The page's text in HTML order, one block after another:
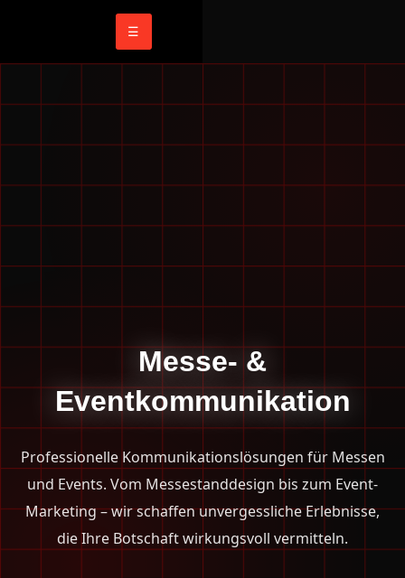
☰
Messe- &
Eventkommunikation
Professionelle Kommunikationslösungen für Messen
und Events. Vom Messestanddesign bis zum Event-
Marketing – wir schaffen unvergessliche Erlebnisse,
die Ihre Botschaft wirkungsvoll vermitteln.